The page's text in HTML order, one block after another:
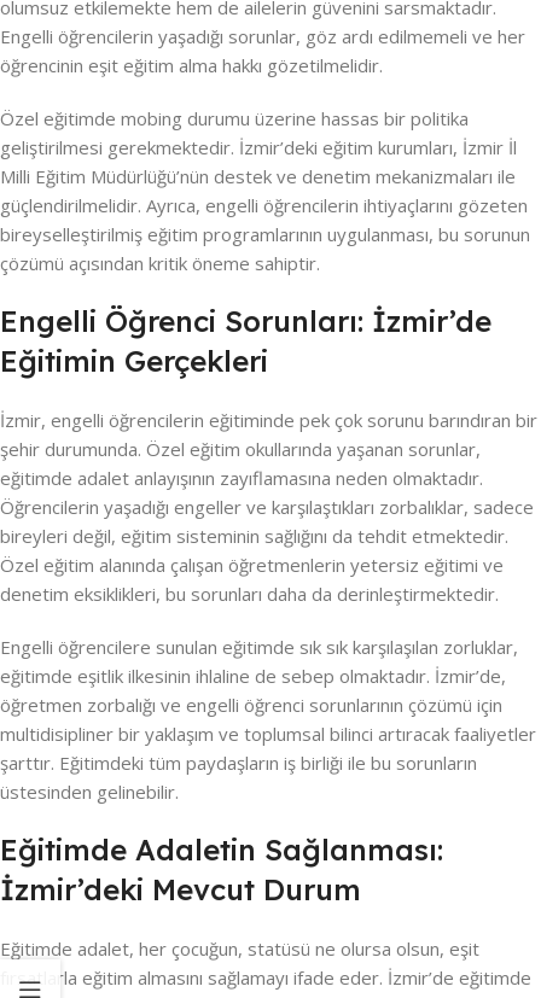
olumsuz etkilemekte hem de ailelerin güvenini sarsmaktadır.
Engelli öğrencilerin yaşadığı sorunlar, göz ardı edilmemeli ve her
öğrencinin eşit eğitim alma hakkı gözetilmelidir.
Özel eğitimde mobing durumu üzerine hassas bir politika
geliştirilmesi gerekmektedir. İzmir’deki eğitim kurumları, İzmir İl
Milli Eğitim Müdürlüğü’nün destek ve denetim mekanizmaları ile
güçlendirilmelidir. Ayrıca, engelli öğrencilerin ihtiyaçlarını gözeten
bireyselleştirilmiş eğitim programlarının uygulanması, bu sorunun
çözümü açısından kritik öneme sahiptir.
Engelli Öğrenci Sorunları: İzmir’de
Eğitimin Gerçekleri
İzmir, engelli öğrencilerin eğitiminde pek çok sorunu barındıran bir
şehir durumunda. Özel eğitim okullarında yaşanan sorunlar,
eğitimde adalet anlayışının zayıflamasına neden olmaktadır.
Öğrencilerin yaşadığı engeller ve karşılaştıkları zorbalıklar, sadece
bireyleri değil, eğitim sisteminin sağlığını da tehdit etmektedir.
Özel eğitim alanında çalışan öğretmenlerin yetersiz eğitimi ve
denetim eksiklikleri, bu sorunları daha da derinleştirmektedir.
Engelli öğrencilere sunulan eğitimde sık sık karşılaşılan zorluklar,
eğitimde eşitlik ilkesinin ihlaline de sebep olmaktadır. İzmir’de,
öğretmen zorbalığı ve engelli öğrenci sorunlarının çözümü için
multidisipliner bir yaklaşım ve toplumsal bilinci artıracak faaliyetler
şarttır. Eğitimdeki tüm paydaşların iş birliği ile bu sorunların
üstesinden gelinebilir.
Eğitimde Adaletin Sağlanması:
İzmir’deki Mevcut Durum
Eğitimde adalet, her çocuğun, statüsü ne olursa olsun, eşit
fırsatlarla eğitim almasını sağlamayı ifade eder. İzmir’de eğitimde